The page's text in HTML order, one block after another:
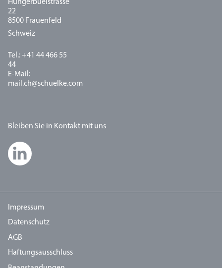
Hungerbüelstrasse
22
8500 Frauenfeld
Schweiz
Tel.: +41 44 466 55
44
E-Mail:
mail.ch@schuelke.com
Bleiben Sie in Kontakt mit uns
Impressum
Datenschutz
AGB
Haftungsausschluss